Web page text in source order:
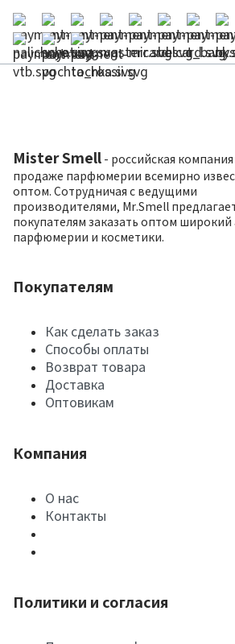
Mister Smell - российская
продаже парфюмерии всемирно
оптом. Сотрудничая с ведущими
производителями, Mr.Smell
покупателям заказать оптом широкий
парфюмерии и косметики.
Покупателям
Как сделать заказ
Способы оплаты
Возврат товара
Доставка
Оптовикам
Компания
О нас
Контакты
Политики и согласия